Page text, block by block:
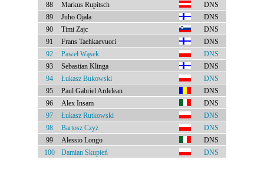
88
Markus Rupitsch
DNS
89
Juho Ojala
DNS
90
Timi Zajc
DNS
91
Frans Taehkaevuori
DNS
92
Paweł Wąsek
DNS
93
Sebastian Klinga
DNS
94
Łukasz Bukowski
DNS
95
Paul Gabriel Ardelean
DNS
96
Alex Insam
DNS
97
Łukasz Rutkowski
DNS
98
Bartosz Czyż
DNS
99
Alessio Longo
DNS
100
Damian Skupień DNS